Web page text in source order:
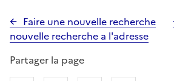
Faire une nouvelle recherche
nouvelle recherche a l'adresse
Partager la page